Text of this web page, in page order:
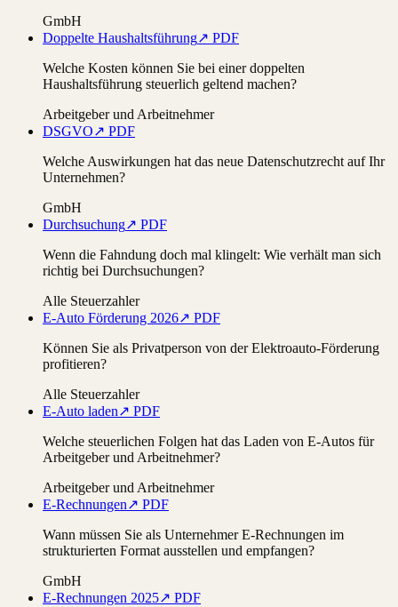
GmbH
Doppelte Haushaltsführung↗ PDF
Welche Kosten können Sie bei einer doppelten
Haushaltsführung steuerlich geltend machen?
Arbeitgeber und Arbeitnehmer
DSGVO↗ PDF
Welche Auswirkungen hat das neue Datenschutzrecht auf Ihr
Unternehmen?
GmbH
Durchsuchung↗ PDF
Wenn die Fahndung doch mal klingelt: Wie verhält man sich
richtig bei Durchsuchungen?
Alle Steuerzahler
E-Auto Förderung 2026↗ PDF
Können Sie als Privatperson von der Elektroauto-Förderung
profitieren?
Alle Steuerzahler
E-Auto laden↗ PDF
Welche steuerlichen Folgen hat das Laden von E-Autos für
Arbeitgeber und Arbeitnehmer?
Arbeitgeber und Arbeitnehmer
E-Rechnungen↗ PDF
Wann müssen Sie als Unternehmer E-Rechnungen im
strukturierten Format ausstellen und empfangen?
GmbH
E-Rechnungen 2025↗ PDF